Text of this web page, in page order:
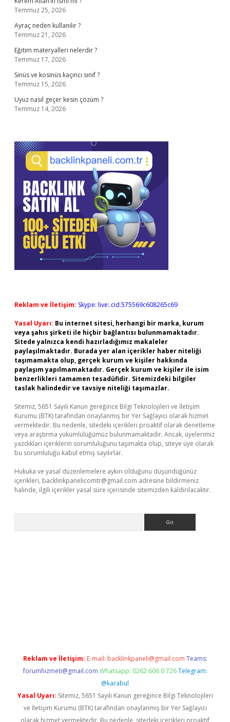
Temmuz 25, 2026
Ayraç neden kullanılır ?
Temmuz 21, 2026
Eğitim materyalleri nelerdir ?
Temmuz 17, 2026
Sinüs ve kosinüs kaçıncı sınıf ?
Temmuz 15, 2026
Uyuz nasıl geçer kesin çözüm ?
Temmuz 14, 2026
Reklam ve İletişim: Skype: live:.cid.575569c608265c69
Yasal Uyarı: Bu internet sitesi, herhangi bir marka, kurum
veya şahıs şirketi ile hiçbir bağlantısı bulunmamaktadır.
Sitede yalnızca kendi hazırladığımız makaleler
paylaşılmaktadır. Burada yer alan içerikler haber niteliği
taşımamakta olup, gerçek kurum ve kişiler hakkında
paylaşım yapılmamaktadır. Gerçek kurum ve kişiler ile isim
benzerlikleri tamamen tesadüfidir. Sitemizdeki bilgiler
taslak halindedir ve tavsiye niteliği taşımazlar.
Sitemiz, 5651 Sayılı Kanun gereğince Bilgi Teknolojileri ve İletişim
Kurumu (BTK) tarafından onaylanmış bir Yer Sağlayıcı olarak hizmet
vermektedir. Bu nedenle, sitedeki içerikleri proaktif olarak denetleme
veya araştırma yükümlülüğümüz bulunmamaktadır. Ancak, üyelerimiz
yazdıkları içeriklerin sorumluluğunu taşımakta olup, siteye üye olarak
bu sorumluluğu kabul etmiş sayılırlar.
Hukuka ve yasal düzenlemelere aykırı olduğunu düşündüğünüz
içerikleri, backlinkpanelicomtr@gmail.com adresine bildirmeniz
halinde, ilgili içerikler yasal süre içerisinde sitemizden kaldırılacaktır.
Reklam ve İletişim: E-mail: backlinkpaneli@gmail.com Teams:
forumhizmeti@gmail.com Whatsapp: 0262 606 0 726 Telegram:
@karabul
Yasal Uyarı: Sitemiz, 5651 Sayılı Kanun gereğince Bilgi Teknolojileri
ve İletişim Kurumu (BTK) tarafından onaylanmış bir Yer Sağlayıcı
olarak hizmet vermektedir. Bu nedenle, sitedeki içerikleri proaktif